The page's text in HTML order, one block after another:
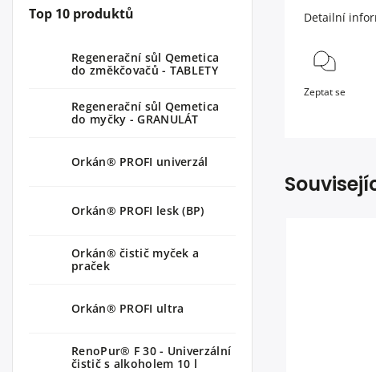
Top 10 produktů
Regenerační sůl Qemetica
do změkčovačů - TABLETY
Regenerační sůl Qemetica
do myčky - GRANULÁT
Orkán® PROFI univerzál
Orkán® PROFI lesk (BP)
Orkán® čistič myček a
praček
Orkán® PROFI ultra
RenoPur® F 30 - Univerzální
čistič s alkoholem 10 l
Detailní
Zeptat se